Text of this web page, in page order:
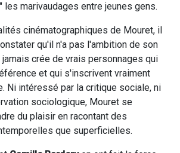
les marivaudages entre jeunes gens.
cinématographiques de Mouret, il
qu'il n'a pas l'ambition de son
crée de vrais personnages qui
et qui s'inscrivent vraiment
Ni intéressé par la critique sociale, ni
sociologique, Mouret se
du plaisir en racontant des
que superficielles.